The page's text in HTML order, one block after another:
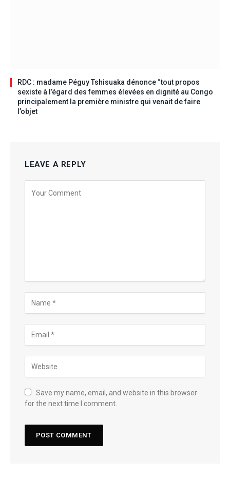
RDC : madame Péguy Tshisuaka dénonce “tout propos
sexiste à l’égard des femmes élevées en dignité au Congo
principalement la première ministre qui venait de faire
l’objet
LEAVE A REPLY
Save my name, email, and website in this browser
for the next time I comment.